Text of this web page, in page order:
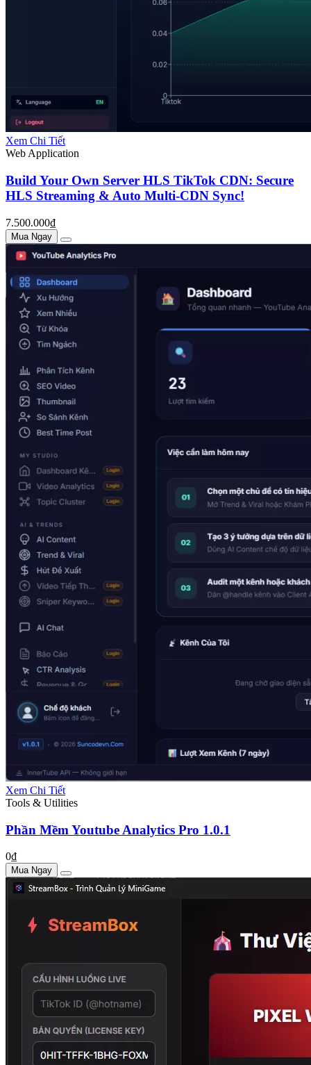
Xem Chi Tiết
Web Application
Build Your Own Server HLS TikTok CDN: Secure
HLS Streaming & Auto Multi-CDN Sync!
7.500.000₫
Mua Ngay
Xem Chi Tiết
Tools & Utilities
Phần Mềm Youtube Analytics Pro 1.0.1
0₫
Mua Ngay